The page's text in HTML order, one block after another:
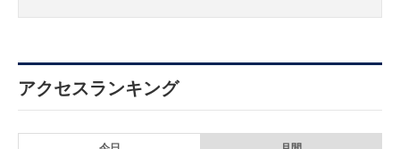
アクセスランキング